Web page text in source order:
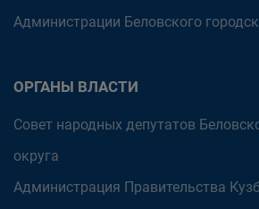
Администрации Беловского
ОРГАНЫ ВЛАСТИ
Совет народных депутатов
округа
Администрация Правительства